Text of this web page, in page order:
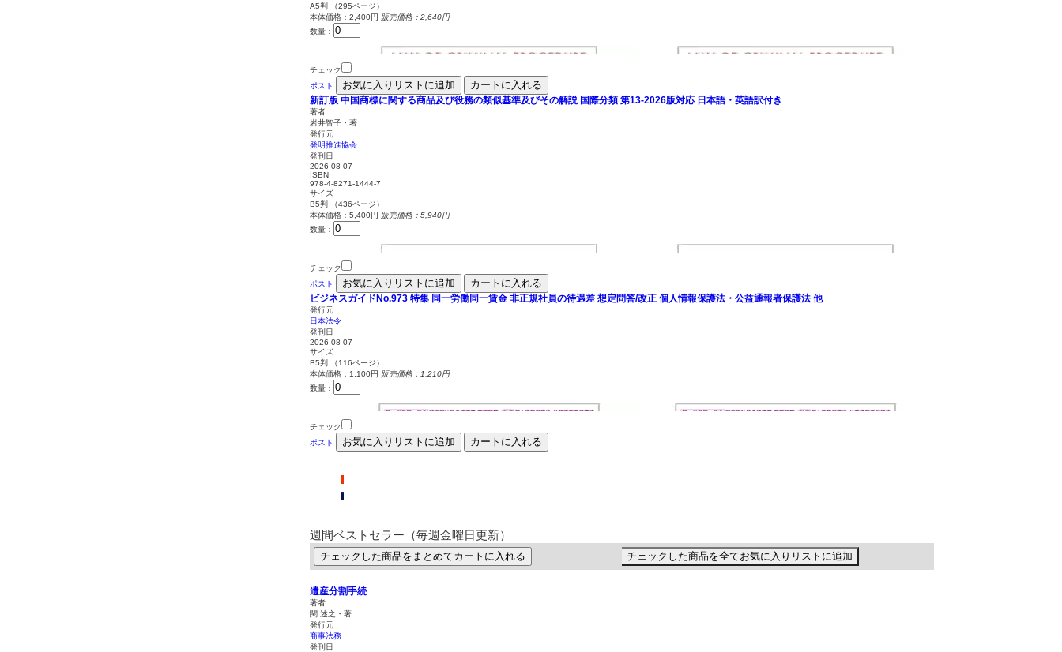
A5判 （295ページ）
本体価格：2,400円 販売価格：2,640円
数量：
チェック
ポスト
お気に入りリストに追加 カートに入れる
新訂版 中国商標に関する商品及び役務の類似基準及びその解説 国際分類 第13-2026版対応 日本語・英語訳付き
著者
岩井智子・著
発行元
発明推進協会
発刊日
2026-08-07
ISBN
978-4-8271-1444-7
サイズ
B5判 （436ページ）
本体価格：5,400円 販売価格：5,940円
数量：
チェック
ポスト
お気に入りリストに追加 カートに入れる
ビジネスガイドNo.973 特集 同一労働同一賃金 非正規社員の待遇差 想定問答/改正 個人情報保護法・公益通報者保護法 他
発行元
日本法令
発刊日
2026-08-07
サイズ
B5判 （116ページ）
本体価格：1,100円 販売価格：1,210円
数量：
チェック
ポスト
お気に入りリストに追加 カートに入れる
週間ベストセラー （毎週金曜日更新）
チェックした商品をまとめてカートに入れる チェックした商品を全てお気に入りリストに追加
遺産分割手続
著者
関 述之・著
発行元
商事法務
発刊日